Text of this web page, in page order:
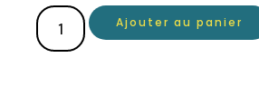
Ajouter au panier